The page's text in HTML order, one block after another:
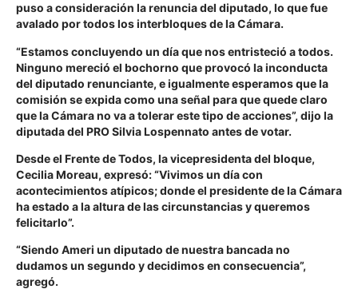
puso a consideración la renuncia del diputado, lo que fue
avalado por todos los interbloques de la Cámara.
“Estamos concluyendo un día que nos entristeció a todos.
Ninguno mereció el bochorno que provocó la inconducta
del diputado renunciante, e igualmente esperamos que la
comisión se expida como una señal para que quede claro
que la Cámara no va a tolerar este tipo de acciones”, dijo la
diputada del PRO Silvia Lospennato antes de votar.
Desde el Frente de Todos, la vicepresidenta del bloque,
Cecilia Moreau, expresó: “Vivimos un día con
acontecimientos atípicos; donde el presidente de la Cámara
ha estado a la altura de las circunstancias y queremos
felicitarlo”.
“Siendo Ameri un diputado de nuestra bancada no
dudamos un segundo y decidimos en consecuencia”,
agregó.